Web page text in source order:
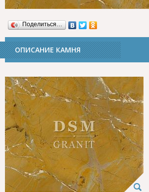
Поделиться…
ОПИСАНИЕ КАМНЯ